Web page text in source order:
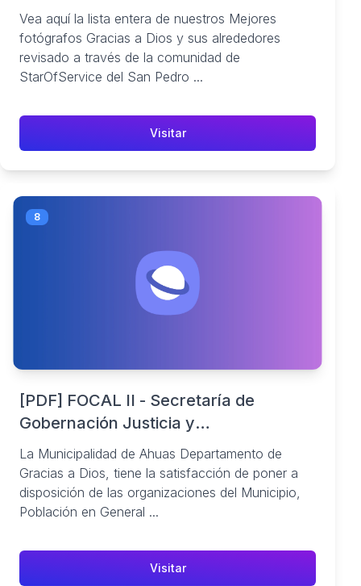
Vea aquí la lista entera de nuestros Mejores
fotógrafos Gracias a Dios y sus alrededores
revisado a través de la comunidad de
StarOfService del San Pedro ...
Visitar
8
[PDF] FOCAL II - Secretaría de
Gobernación Justicia y
Descentralización
La Municipalidad de Ahuas Departamento de
Gracias a Dios, tiene la satisfacción de poner a
disposición de las organizaciones del Municipio,
Población en General ...
Visitar